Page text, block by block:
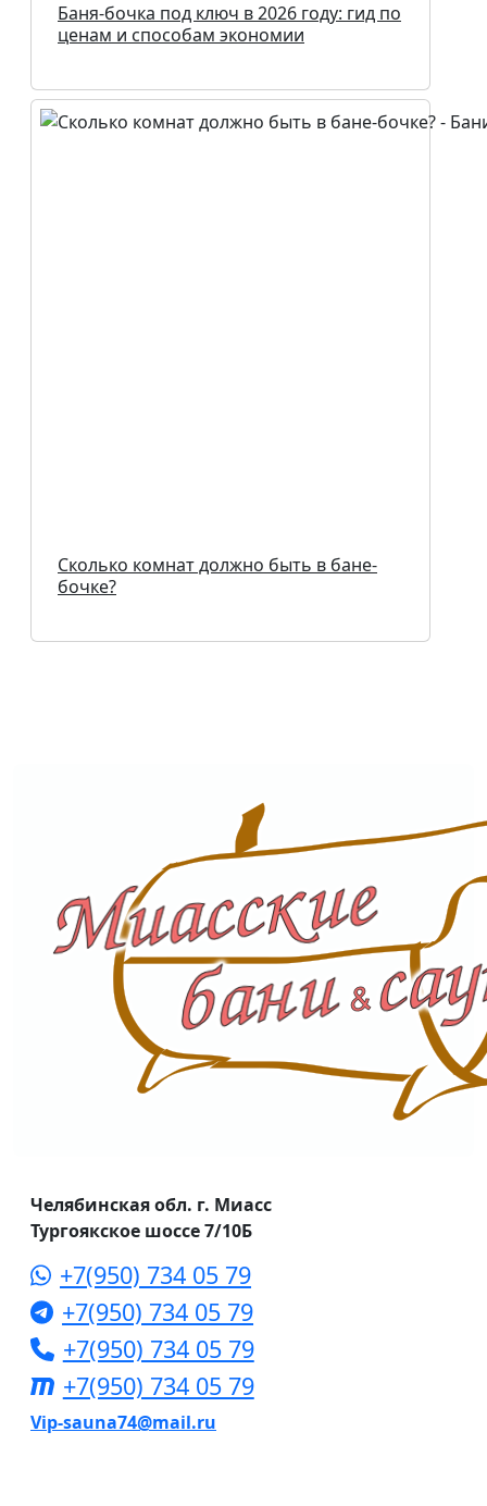
Баня-бочка под ключ в 2026 году: гид по
ценам и способам экономии
Сколько комнат должно быть в бане-
бочке?
Челябинская обл. г. Миасс
Тургоякское шоссе 7/10Б
+7(950) 734 05 79
+7(950) 734 05 79
+7(950) 734 05 79
+7(950) 734 05 79
Vip-sauna74@mail.ru